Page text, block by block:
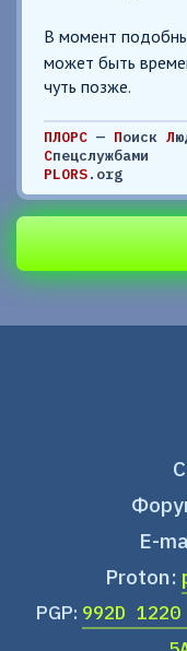
В момент
может быть
чуть позже.
ПЛОРС — Поиск Л
Спецслужбами
PLORS.org
E-
Proton:
PGP: 992D